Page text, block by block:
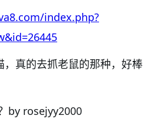
index.php?
，真的去抓老鼠的那种，好棒
by rosejyy2000